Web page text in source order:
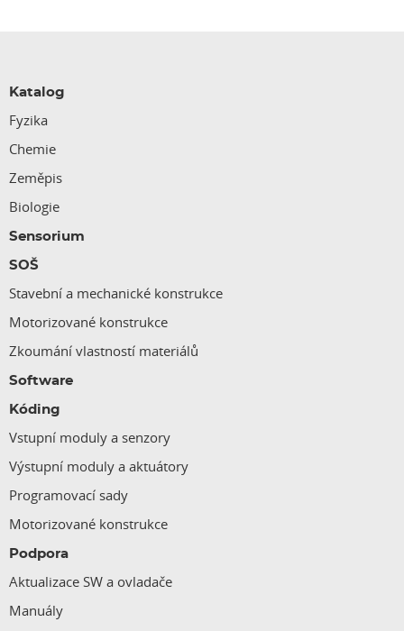
Katalog
Fyzika
Chemie
Zeměpis
Biologie
Sensorium
SOŠ
Stavební a mechanické konstrukce
Motorizované konstrukce
Zkoumání vlastností materiálů
Software
Kóding
Vstupní moduly a senzory
Výstupní moduly a aktuátory
Programovací sady
Motorizované konstrukce
Podpora
Aktualizace SW a ovladače
Manuály